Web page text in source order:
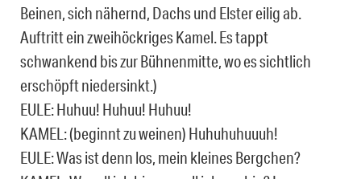
Beinen, sich nähernd, Dachs und Els­ter eilig ab.
Auftritt ein zweihöckriges Kamel. Es tappt
schwankend bis zur Bühnenmitte, wo es sichtlich
erschöpft niedersinkt.)
EULE: Huhuu! Huhuu! Huhuu!
KAMEL: (beginnt zu weinen) Huhuhuhuuuh!
EULE: Was ist denn los, mein kleines Bergchen?